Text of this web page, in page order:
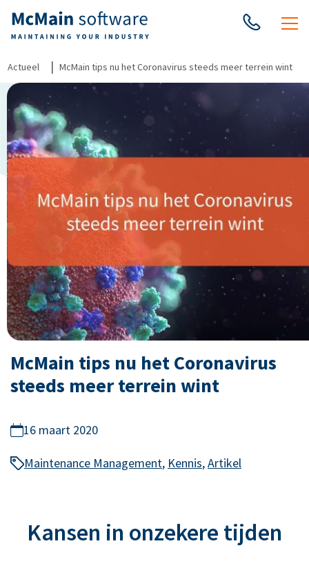
Actueel | McMain tips nu het Coronavirus steeds meer terrein wint
McMain tips nu het Coronavirus
steeds meer terrein wint
16 maart 2020
Maintenance Management, Kennis,Artikel
Kansen in onzekere tijden